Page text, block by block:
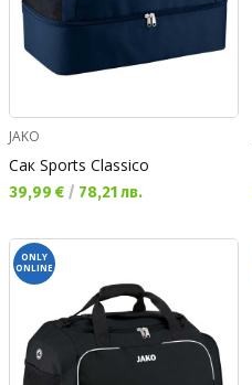
JAKO
Сак Sports Classico
Текуща цена:
39,99 € / 78,21 лв.
ONLY
ONLINE